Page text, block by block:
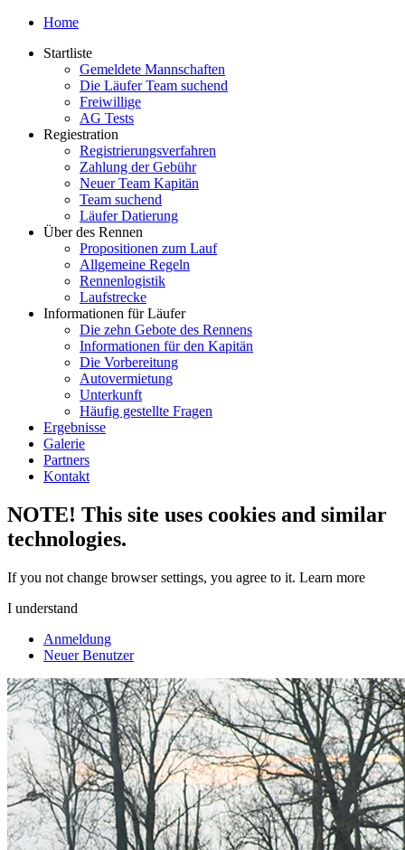
Home
Startliste
Gemeldete Mannschaften
Die Läufer Team suchend
Freiwillige
AG Tests
Regiestration
Registrierungsverfahren
Zahlung der Gebühr
Neuer Team Kapitän
Team suchend
Läufer Datierung
Über des Rennen
Propositionen zum Lauf
Allgemeine Regeln
Rennenlogistik
Laufstrecke
Informationen für Läufer
Die zehn Gebote des Rennens
Informationen für den Kapitän
Die Vorbereitung
Autovermietung
Unterkunft
Häufig gestellte Fragen
Ergebnisse
Galerie
Partners
Kontakt
NOTE! This site uses cookies and similar
technologies.
If you not change browser settings, you agree to it. Learn more
I understand
Anmeldung
Neuer Benutzer